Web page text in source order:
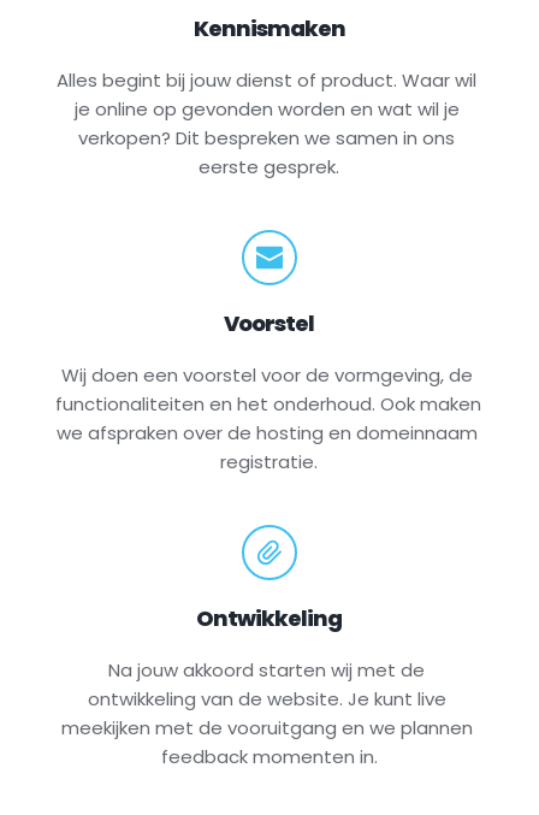
Kennismaken
Alles begint bij jouw dienst of product. Waar wil
je online op gevonden worden en wat wil je
verkopen? Dit bespreken we samen in ons
eerste gesprek.
Voorstel
Wij doen een voorstel voor de vormgeving, de
functionaliteiten en het onderhoud. Ook maken
we afspraken over de hosting en domeinnaam
registratie.
Ontwikkeling
Na jouw akkoord starten wij met de
ontwikkeling van de website. Je kunt live
meekijken met de vooruitgang en we plannen
feedback momenten in.